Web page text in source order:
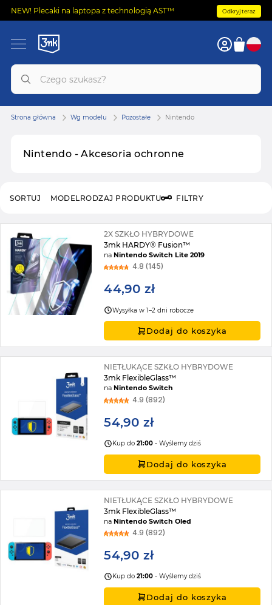
NEW! Plecaki na laptopa z technologią AST™ Odkryj teraz
Nintendo - Akcesoria ochronne
Strona główna Wg modelu Pozostałe Nintendo
MODELRODZAJ PRODUKTU FILTRY
SORTUJ
2X SZKŁO HYBRYDOWE
3mk HARDY® Fusion™
naNintendo Switch Lite 2019
4.8 (145)
44,90 zł
Wysyłka w 1–2 dni robocze
Dodaj do koszyka
NIETŁUKĄCE SZKŁO HYBRYDOWE
3mk FlexibleGlass™
naNintendo Switch
4.9 (892)
54,90 zł
Kup do21:00 - Wyślemy dziś
Dodaj do koszyka
NIETŁUKĄCE SZKŁO HYBRYDOWE
3mk FlexibleGlass™
naNintendo Switch Oled
4.9 (892)
54,90 zł
Kup do21:00 - Wyślemy dziś
Dodaj do koszyka